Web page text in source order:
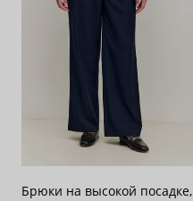
Брюки на высокой посадке,